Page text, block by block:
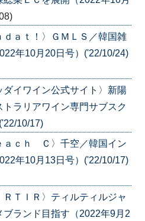
ａｔ！〉ＧＭＬＳ／韓国雑
年10月20日号）('22/10/24)
イワイン公式サイト〉新陽
トラリアワイン専門サブスク
10/17)
ａｃｈ Ｃ〉千空／韓国イン
年10月13日号）('22/10/17)
ＴＩＲ〉ティルティルジャ
ランド目指す（2022年9月2